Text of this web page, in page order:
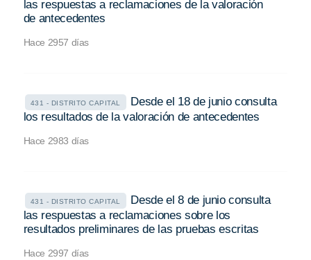
las respuestas a reclamaciones de la valoración
de antecedentes
Hace 2957 días
431 - DISTRITO CAPITAL
Desde el 18 de junio consulta
los resultados de la valoración de antecedentes
Hace 2983 días
431 - DISTRITO CAPITAL
Desde el 8 de junio consulta
las respuestas a reclamaciones sobre los
resultados preliminares de las pruebas escritas
Hace 2997 días